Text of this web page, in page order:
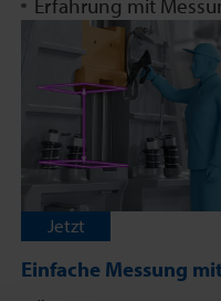
Erfahrung mit
Jetzt
Einfache Messung